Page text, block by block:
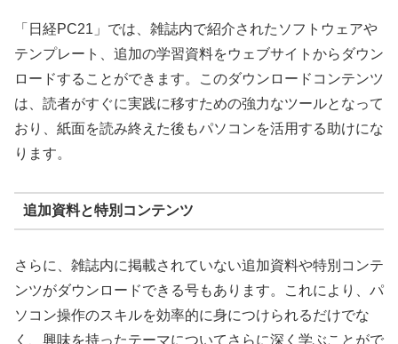
「日経PC21」では、雑誌内で紹介されたソフトウェアや
テンプレート、追加の学習資料をウェブサイトからダウン
ロードすることができます。このダウンロードコンテンツ
は、読者がすぐに実践に移すための強力なツールとなって
おり、紙面を読み終えた後もパソコンを活用する助けにな
ります。
追加資料と特別コンテンツ
さらに、雑誌内に掲載されていない追加資料や特別コンテ
ンツがダウンロードできる号もあります。これにより、パ
ソコン操作のスキルを効率的に身につけられるだけでな
く、興味を持ったテーマについてさらに深く学ぶことがで